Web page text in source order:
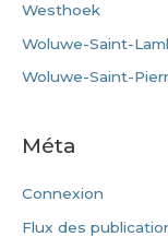
Westhoek
Woluwe-Saint-
Woluwe-Saint-
Méta
Connexion
Flux des